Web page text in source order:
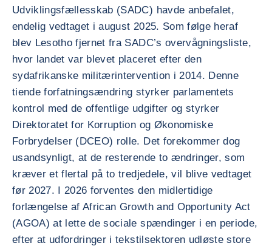
Udviklingsfællesskab (SADC) havde anbefalet,
endelig vedtaget i august 2025. Som følge heraf
blev Lesotho fjernet fra SADC’s overvågningsliste,
hvor landet var blevet placeret efter den
sydafrikanske militærintervention i 2014. Denne
tiende forfatningsændring styrker parlamentets
kontrol med de offentlige udgifter og styrker
Direktoratet for Korruption og Økonomiske
Forbrydelser (DCEO) rolle. Det forekommer dog
usandsynligt, at de resterende to ændringer, som
kræver et flertal på to tredjedele, vil blive vedtaget
før 2027. I 2026 forventes den midlertidige
forlængelse af African Growth and Opportunity Act
(AGOA) at lette de sociale spændinger i en periode,
efter at udfordringer i tekstilsektoren udløste store